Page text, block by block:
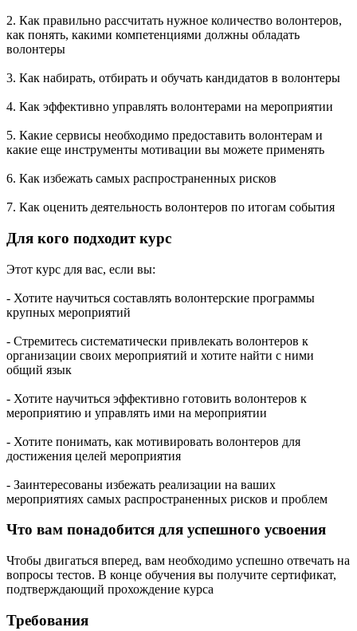
2. Как правильно рассчитать нужное количество волонтеров,
как понять, какими компетенциями должны обладать
волонтеры
3. Как набирать, отбирать и обучать кандидатов в волонтеры
4. Как эффективно управлять волонтерами на мероприятии
5. Какие сервисы необходимо предоставить волонтерам и
какие еще инструменты мотивации вы можете применять
6. Как избежать самых распространенных рисков
7. Как оценить деятельность волонтеров по итогам события
Для кого подходит курс
Этот курс для вас, если вы:
- Хотите научиться составлять волонтерские программы
крупных мероприятий
- Стремитесь систематически привлекать волонтеров к
организации своих мероприятий и хотите найти с ними
общий язык
- Хотите научиться эффективно готовить волонтеров к
мероприятию и управлять ими на мероприятии
- Хотите понимать, как мотивировать волонтеров для
достижения целей мероприятия
- Заинтересованы избежать реализации на ваших
мероприятиях самых распространенных рисков и проблем
Что вам понадобится для успешного усвоения
Чтобы двигаться вперед, вам необходимо успешно отвечать на
вопросы тестов. В конце обучения вы получите сертификат,
подтверждающий прохождение курса
Требования